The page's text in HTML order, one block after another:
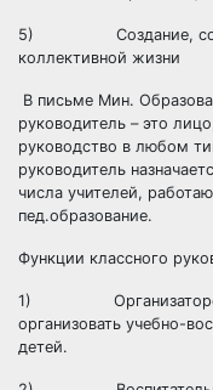
5) Создание,
коллективной жизни
В письме Мин.
руководитель – это
руководство в любом
руководитель
числа учителей,
пед.образование.
Функции классного
1) Организаторская,
организовать учебно-
детей.